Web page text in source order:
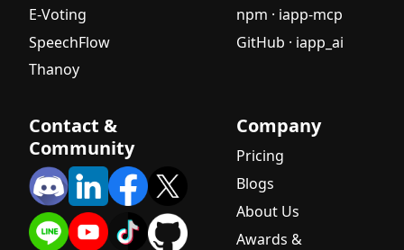
E-Voting
SpeechFlow
Thanoy
npm · iapp-mcp
GitHub · iapp_ai
Contact &
Community
Company
Pricing
Blogs
About Us
Awards &